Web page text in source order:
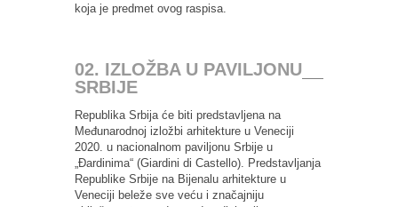
koja je predmet ovog raspisa.
02. IZLOŽBA U PAVILJONU
SRBIJE
Republika Srbija će biti predstavljena na
Međunarodnoj izložbi arhitekture u Veneciji
2020. u nacionalnom paviljonu Srbije u
„Đardinima“ (Giardini di Castello). Predstavljanja
Republike Srbije na Bijenalu arhitekture u
Veneciji beleže sve veću i značajniju